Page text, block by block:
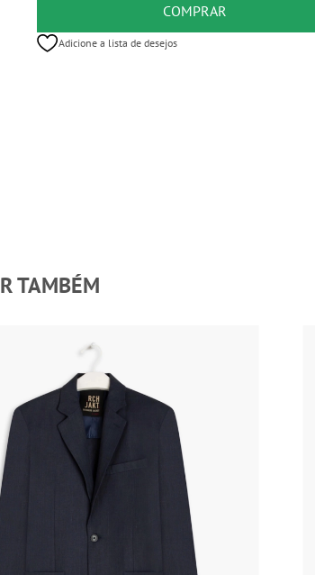
COMPRAR
Adicione a lista de desejos
TAMBÉM